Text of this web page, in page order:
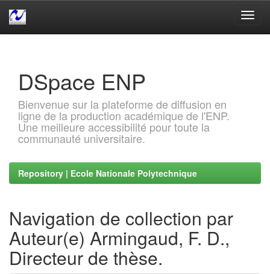
DSpace ENP
Bienvenue sur la plateforme de diffusion en
ligne de la production académique de l'ENP.
Une meilleure accessibilité pour toute la
communauté universitaire.
Repository | Ecole Nationale Polytechnique
Navigation de collection par
Auteur(e) Armingaud, F. D.,
Directeur de thèse.